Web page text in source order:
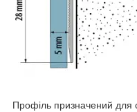
Профіль призначений для